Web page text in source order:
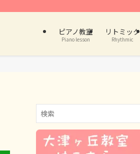
ピアノ教室
Piano lesson
リトミック
Rhythmic